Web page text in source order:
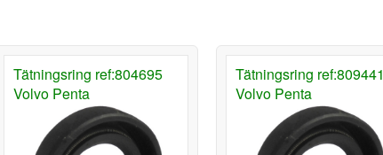
Tätningsring ref:804695
Volvo Penta
Tätningsring ref:809441
Volvo Penta